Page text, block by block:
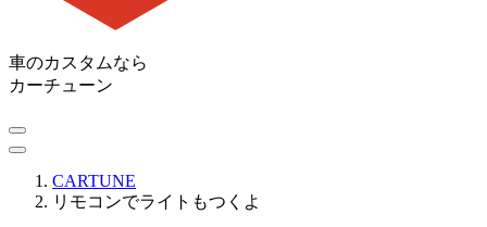
車のカスタムなら
カーチューン
CARTUNE
リモコンでライトもつくよ